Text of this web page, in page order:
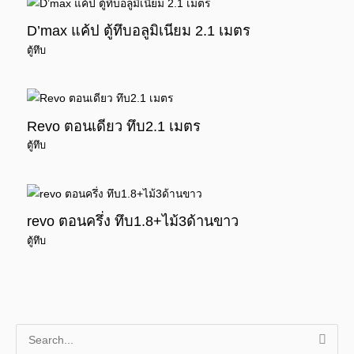
D’max แค้ป ตู้ทึบอลูมิเนียม 2.1 เมตร
ตู้ทึบ
Revo ตอนเดียว ทึบ2.1 เมตร
ตู้ทึบ
revo ตอนครึ่ง ทึบ1.8+ไม้3ด้านขาว
ตู้ทึบ